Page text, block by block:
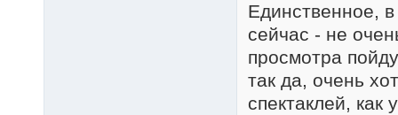
Единственное,
сейчас - не
просмотра
так да, очень
спектаклей,